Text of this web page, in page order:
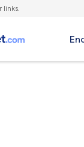
links.